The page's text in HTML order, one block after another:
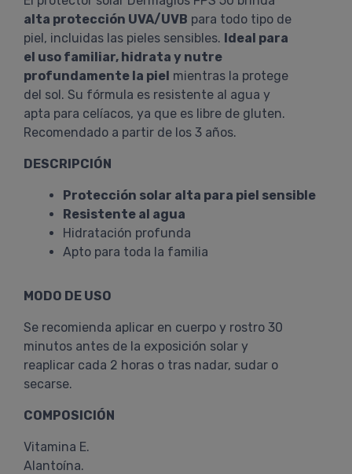
alta protección UVA/UVB para todo tipo de
piel, incluidas las pieles sensibles. Ideal para
el uso familiar, hidrata y nutre
profundamente la piel mientras la protege
del sol. Su fórmula es resistente al agua y
apta para celíacos, ya que es libre de gluten.
Recomendado a partir de los 3 años.
DESCRIPCIÓN
Protección solar alta para piel sensible
Resistente al agua
Hidratación profunda
Apto para toda la familia
MODO DE USO
Se recomienda aplicar en cuerpo y rostro 30
minutos antes de la exposición solar y
reaplicar cada 2 horas o tras nadar, sudar o
secarse.
COMPOSICIÓN
Vitamina E.
Alantoína.